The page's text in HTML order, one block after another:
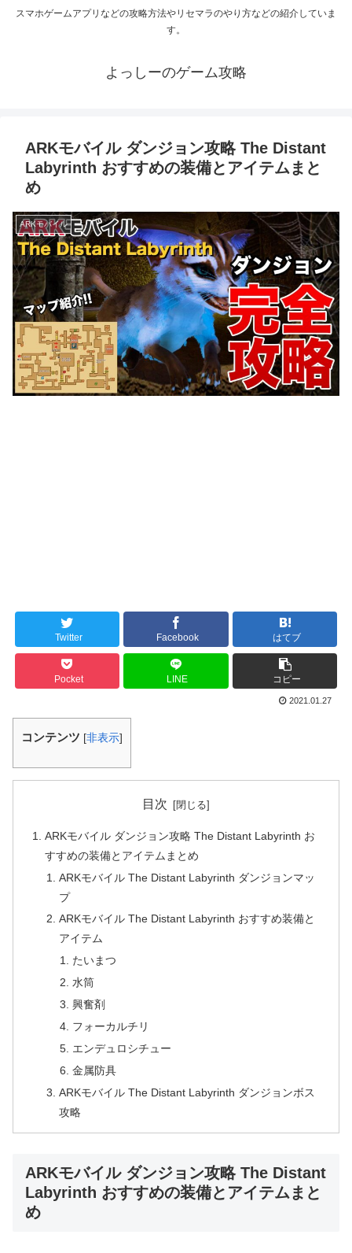
スマホゲームアプリなどの攻略方法やリセマラのやり方などの紹介していま
す。
よっしーのゲーム攻略
ARKモバイル ダンジョン攻略 The Distant
Labyrinth おすすめの装備とアイテムまと
め
ARKモバイル
Twitter Facebook はてブ
Pocket LINE コピー
2021.01.27
コンテンツ [非表示]
目次
ARKモバイル ダンジョン攻略 The Distant Labyrinth お
すすめの装備とアイテムまとめ
ARKモバイル The Distant Labyrinth ダンジョンマッ
プ
ARKモバイル The Distant Labyrinth おすすめ装備と
アイテム
たいまつ
水筒
興奮剤
フォーカルチリ
エンデュロシチュー
金属防具
ARKモバイル The Distant Labyrinth ダンジョンボス
攻略
ARKモバイル ダンジョン攻略 The Distant
Labyrinth おすすめの装備とアイテムまと
め